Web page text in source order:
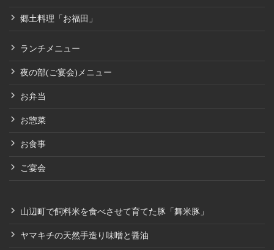
郷土料理「お福田」
ランチメニュー
夜の部(ご宴会)メニュー
お弁当
お惣菜
お食事
ご宴会
山辺町で飼料米を食べさせて育てた豚「舞米豚」
ヤマキチの天然手造り味噌と醤油